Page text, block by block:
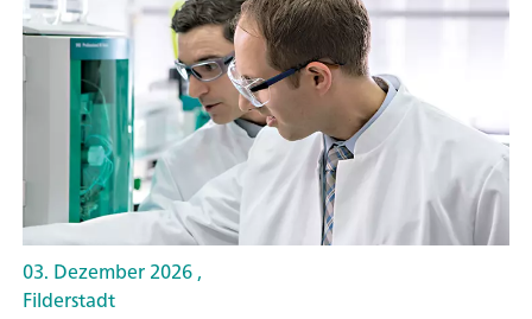
03. Dezember 2026 ,
Filderstadt